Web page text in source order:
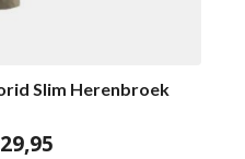
Slim Herenbroek